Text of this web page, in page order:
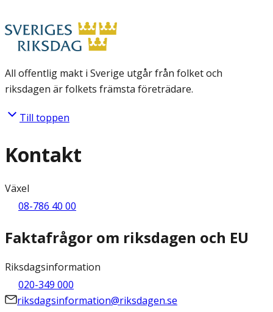
All offentlig makt i Sverige utgår från folket och
riksdagen är folkets främsta företrädare.
Till toppen
Kontakt
Växel
08-786 40 00
Faktafrågor om riksdagen och EU
Riksdagsinformation
020-349 000
riksdagsinformation@riksdagen.se